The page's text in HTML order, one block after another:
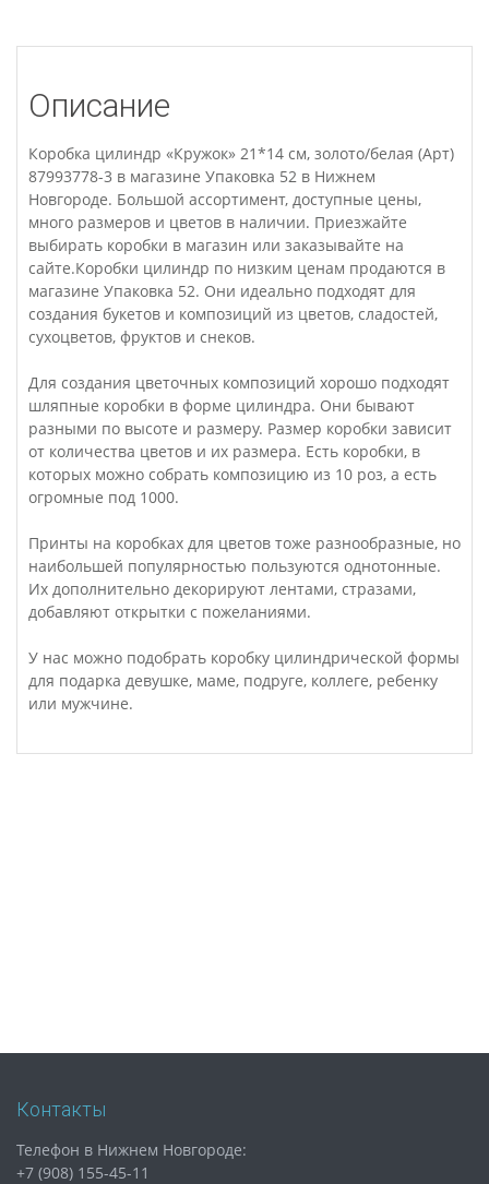
Описание
Коробка цилиндр «Кружок» 21*14 см, золото/белая (Арт)
87993778-3 в магазине Упаковка 52 в Нижнем
Новгороде. Большой ассортимент, доступные цены,
много размеров и цветов в наличии. Приезжайте
выбирать коробки в магазин или заказывайте на
сайте.Коробки цилиндр по низким ценам продаются в
магазине Упаковка 52. Они идеально подходят для
создания букетов и композиций из цветов, сладостей,
сухоцветов, фруктов и снеков.
Для создания цветочных композиций хорошо подходят
шляпные коробки в форме цилиндра. Они бывают
разными по высоте и размеру. Размер коробки зависит
от количества цветов и их размера. Есть коробки, в
которых можно собрать композицию из 10 роз, а есть
огромные под 1000.
Принты на коробках для цветов тоже разнообразные, но
наибольшей популярностью пользуются однотонные.
Их дополнительно декорируют лентами, стразами,
добавляют открытки с пожеланиями.
У нас можно подобрать коробку цилиндрической формы
для подарка девушке, маме, подруге, коллеге, ребенку
или мужчине.
Контакты
Телефон в Нижнем Новгороде:
+7 (908) 155-45-11